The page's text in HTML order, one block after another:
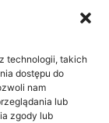
technologii, takich
dostępu do
nam
lub
zgody lub